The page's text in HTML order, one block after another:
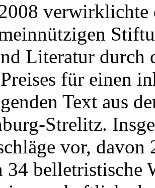
Literatur durch
für einen
Text aus
Strelitz.
vor,
34 belletristische